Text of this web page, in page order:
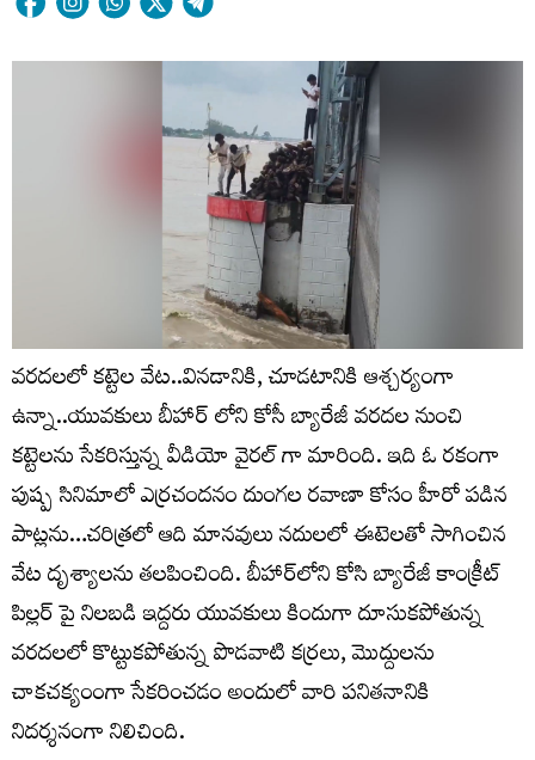
వరదలలో కట్టెల వేట..వినడానికి, చూడటానికి ఆశ్చర్యంగా
ఉన్నా..యువకులు బీహార్ లోని కోసీ బ్యారేజీ వరదల నుంచి
కట్టెలను సేకరిస్తున్న వీడియో వైరల్ గా మారింది. ఇది ఓ రకంగా
పుష్ప సినిమాలో ఎర్రచందనం దుంగల రవాణా కోసం హీరో పడిన
పాట్లను…చరిత్రలో ఆది మానవులు నదులలో ఈటెలతో సాగించిన
వేట దృశ్యాలను తలపించింది. బీహార్‌లోని కోసి బ్యారేజీ కాంక్రీట్
పిల్లర్ పై నిలబడి ఇద్దరు యువకులు కిందుగా దూసుకపోతున్న
వరదలలో కొట్టుకపోతున్న పొడవాటి కర్రలు, మొద్దులను
చాకచక్యంంగా సేకరించడం అందులో వారి పనితనానికి
నిదర్శనంగా నిలిచింది.